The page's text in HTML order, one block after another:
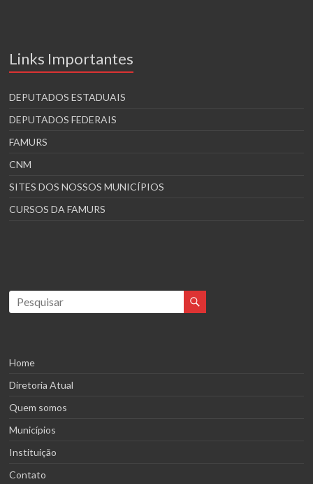
Links Importantes
DEPUTADOS ESTADUAIS
DEPUTADOS FEDERAIS
FAMURS
CNM
SITES DOS NOSSOS MUNICÍPIOS
CURSOS DA FAMURS
Home
Diretoria Atual
Quem somos
Municípios
Instituição
Contato